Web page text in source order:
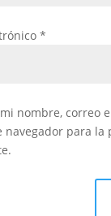
*
nombre, correo
navegador para la